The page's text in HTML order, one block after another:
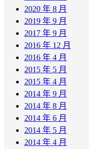
2020 年 8 月
2019 年 9 月
2017 年 9 月
2016 年 12 月
2016 年 4 月
2015 年 5 月
2015 年 4 月
2014 年 9 月
2014 年 8 月
2014 年 6 月
2014 年 5 月
2014 年 4 月